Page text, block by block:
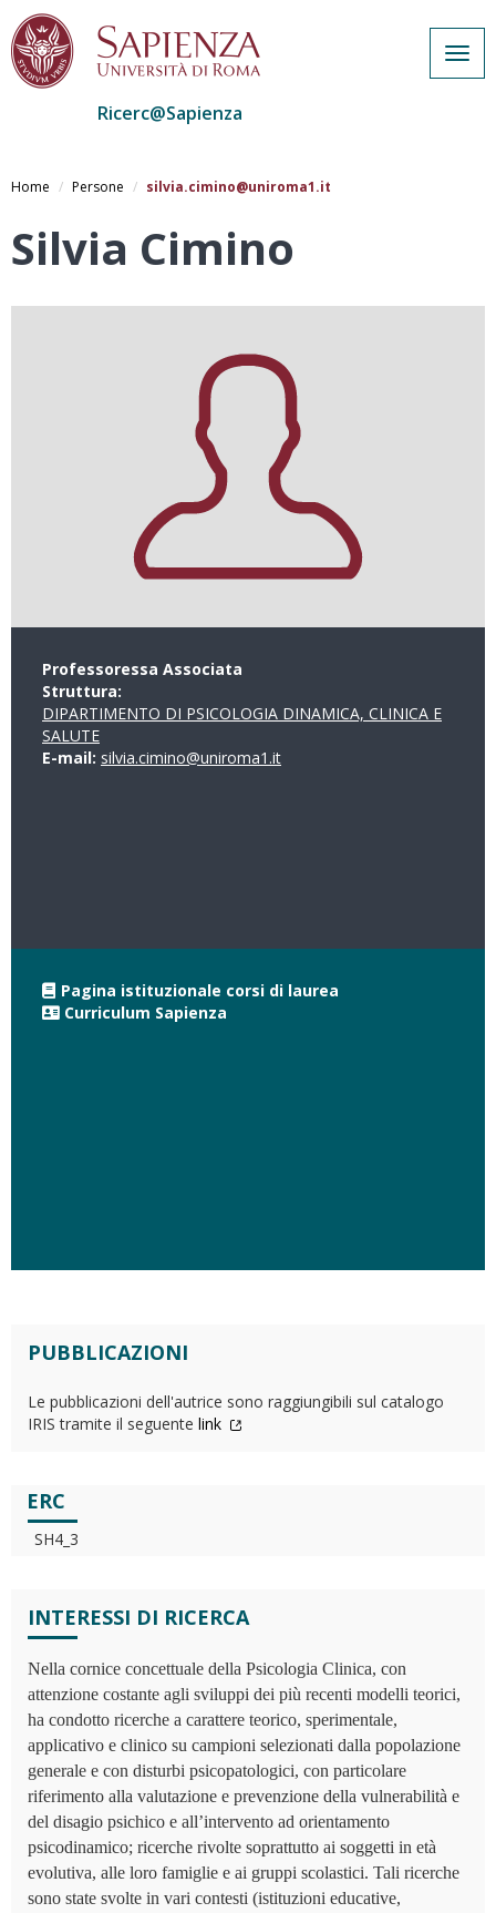
al
principale
Ricerc@Sapienza
Home Persone silvia.cimino@uniroma1.it
Silvia Cimino
Professoressa Associata
Struttura:
DIPARTIMENTO DI PSICOLOGIA DINAMICA, CLINICA E
SALUTE
E-mail: silvia.cimino@uniroma1.it
Pagina istituzionale corsi di laurea
Curriculum Sapienza
PUBBLICAZIONI
Le pubblicazioni dell'autrice sono raggiungibili sul catalogo
IRIS tramite il seguente link
ERC
SH4_3
INTERESSI DI RICERCA
Nella cornice concettuale della Psicologia Clinica, con
attenzione costante agli sviluppi dei più recenti modelli teorici,
ha condotto ricerche a carattere teorico, sperimentale,
applicativo e clinico su campioni selezionati dalla popolazione
generale e con disturbi psicopatologici, con particolare
riferimento alla valutazione e prevenzione della vulnerabilità e
del disagio psichico e all’intervento ad orientamento
psicodinamico; ricerche rivolte soprattutto ai soggetti in età
evolutiva, alle loro famiglie e ai gruppi scolastici. Tali ricerche
sono state svolte in vari contesti (istituzioni educative,